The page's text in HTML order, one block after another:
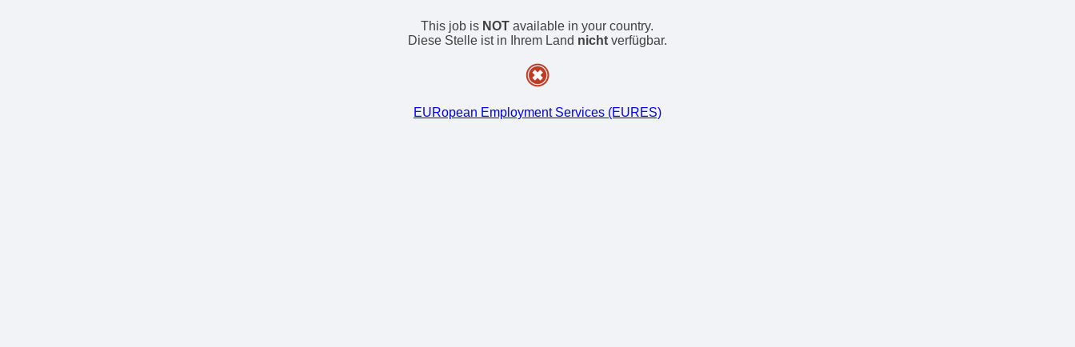
This job is NOT available in your country.
Diese Stelle ist in Ihrem Land nichtverfügbar.
EURopean Employment Services (EURES)